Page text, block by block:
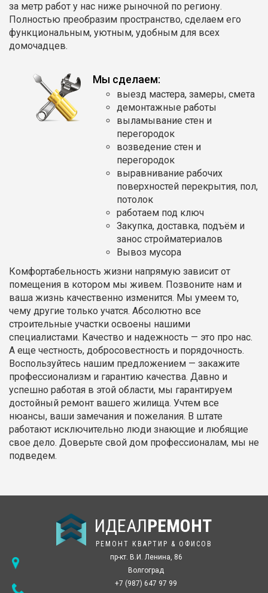
за метр работ у нас ниже рыночной по региону.
Полностью преобразим пространство, сделаем его
функциональным, уютным, удобным для всех
домочадцев.
Мы сделаем:
выезд мастера, замеры, смета
демонтажные работы
выламывание стен и
перегородок
возведение стен и
перегородок
выравнивание рабочих
поверхностей перекрытия, пол,
потолок
работаем под ключ
Закупка, доставка, подъём и
занос стройматериалов
Вывоз мусора
Комфортабельность жизни напрямую зависит от
помещения в котором мы живем. Позвоните нам и
ваша жизнь качественно изменится. Мы умеем то,
чему другие только учатся. Абсолютно все
строительные участки освоены нашими
специалистами. Качество и надежность — это про нас.
А еще честность, добросовестность и порядочность.
Воспользуйтесь нашим предложением — закажите
профессионализм и гарантию качества. Давно и
успешно работая в этой области, мы гарантируем
достойный ремонт вашего жилища. Учтем все
нюансы, ваши замечания и пожелания. В штате
работают исключительно люди знающие и любящие
свое дело. Доверьте свой дом профессионалам, мы не
подведем.
ИДЕАЛРЕМОНТ
РЕМОНТ КВАРТИР & ОФИСОВ
пр-кт. В.И. Ленина, 86
Волгоград
+7 (987) 647 97 99